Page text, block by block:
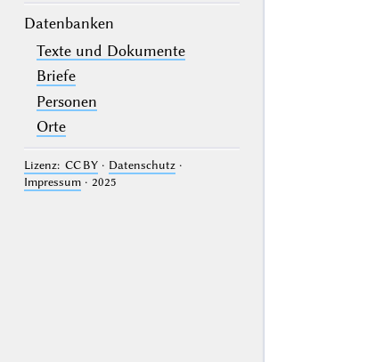
Datenbanken
Texte und Dokumente
Briefe
Personen
Orte
Lizenz: CC BY· Datenschutz·
Impressum· 2025